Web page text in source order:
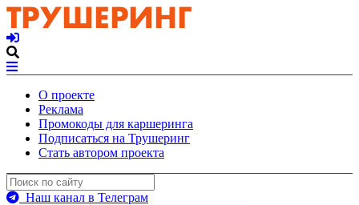
О проекте
Реклама
Промокоды для каршеринга
Подписаться на Трушеринг
Стать автором проекта
Наш канал в Телеграм